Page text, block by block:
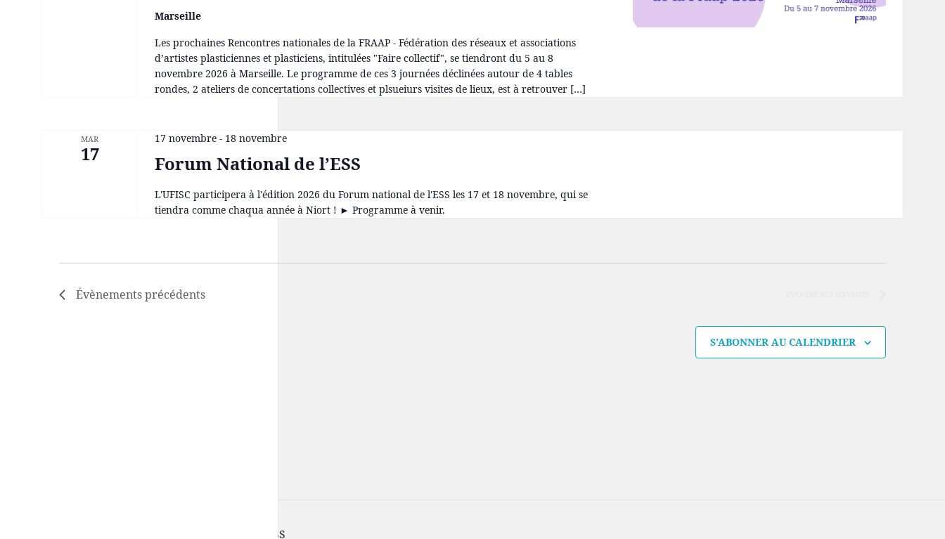
Marseille
Les prochaines Rencontres nationales de la FRAAP - Fédération des réseaux et associations
d’artistes plasticiennes et plasticiens, intitulées "Faire collectif", se tiendront du 5 au 8
novembre 2026 à Marseille. Le programme de ces 3 journées déclinées autour de 4 tables
rondes, 2 ateliers de concertations collectives et plsueiurs visites de lieux, est à retrouver […]
MAR
17 Forum National de l’ESS
17 novembre- 18 novembre
L'UFISC participera à l'édition 2026 du Forum national de l'ESS les 17 et 18 novembre, qui se
tiendra comme chaqua année à Niort ! ► Programme à venir.
Évènementsprécédents
S’ABONNER AU CALENDRIER
WordPress